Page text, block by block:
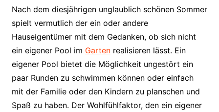
Nach dem diesjährigen unglaublich schönen Sommer
spielt vermutlich der ein oder andere
Hauseigentümer mit dem Gedanken, ob sich nicht
ein eigener Pool im Gartenrealisieren lässt. Ein
eigener Pool bietet die Möglichkeit ungestört ein
paar Runden zu schwimmen können oder einfach
mit der Familie oder den Kindern zu planschen und
Spaß zu haben. Der Wohlfühlfaktor, den ein eigener